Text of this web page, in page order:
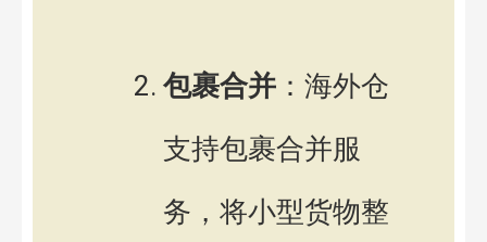
包裹合并 ：海外仓
支持包裹合并服
务，将小型货物整